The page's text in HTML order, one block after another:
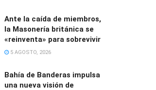
Ante la caída de miembros,
la Masonería británica se
«reinventa» para sobrevivir
5 AGOSTO, 2026
Bahía de Banderas impulsa
una nueva visión de